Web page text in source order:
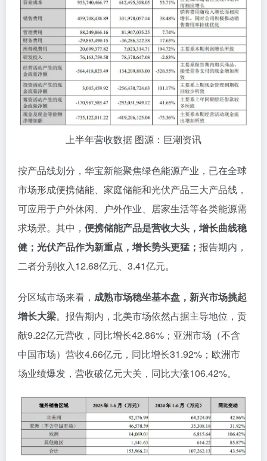
上半年营收数据 图源：巨潮资讯
按产品线划分，华宝新能聚焦绿色能源产业，已在全球
市场形成便携储能、家庭储能和光伏产品三大产品线，
可应用于户外休闲、户外作业、居家生活等各类能源需
求场景。其中， 便携储能产品是营收大头，增长曲线稳
健；光伏产品作为新重点，增长势头更猛； 报告期内，
二者分别收入12.68亿元、3.41亿元。
分区域市场来看， 成熟市场稳坐基本盘，新兴市场挑起
增长大梁。报告期内，北美市场依然占据主导地位，贡
献9.22亿元营收，同比增长42.86%；亚洲市场（不含
中国市场）营收4.66亿元，同比增长31.92%；欧洲市
场业绩爆发，营收破亿元大关，同比大涨106.42%。